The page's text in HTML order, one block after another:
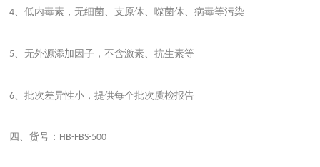
4、低内毒素，无细菌、支原体、噬菌体、病毒等污染
5、无外源添加因子，不含激素、抗生素等
6 、批次差异性小，提供每个批次质检报告
四、货号： HB-FBS-500